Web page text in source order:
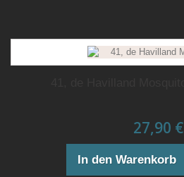
27,90 €
In den Warenkorb